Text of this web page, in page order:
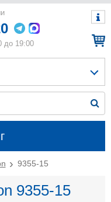
до 19:00
9355-15
9355-15